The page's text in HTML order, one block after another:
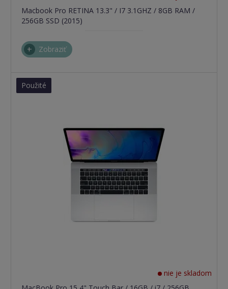
Macbook Pro RETINA 13.3" / I7 3.1GHZ / 8GB RAM /
256GB SSD (2015)
Zobraziť
Použité
nie je skladom